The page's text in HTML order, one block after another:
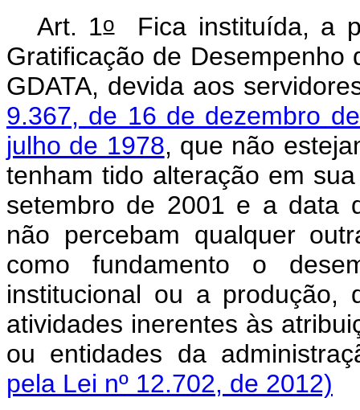
Art. 1oFica instituída, a
Gratificação de Desempenho
GDATA, devida aos
9.367, de 16 de dezembro
julho de 1978, que não
tenham tido alteração em
setembro de 2001 e a data
não percebam qualquer
como fundamento o
institucional ou a produção,
atividades inerentes às
ou entidades da
pela Lei nº 12.702, de 2012)